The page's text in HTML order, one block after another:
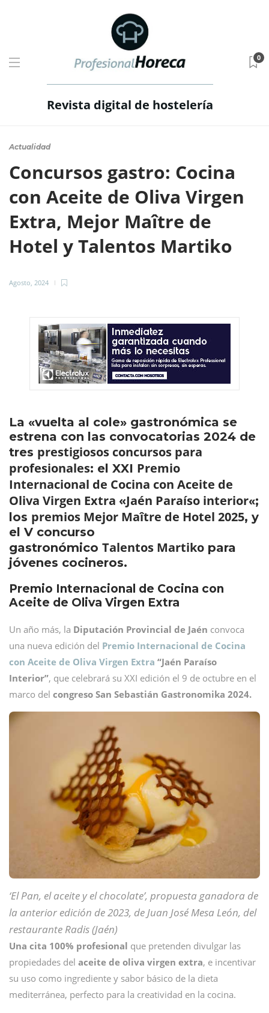
Revista digital de hostelería
0
Actualidad
Concursos gastro: Cocina
con Aceite de Oliva Virgen
Extra, Mejor Maître de
Hotel y Talentos Martiko
Agosto, 2024
La «vuelta al cole» gastronómica se
estrena con las convocatorias 2024 de
tres prestigiosos concursos para
profesionales: el XXI Premio
Internacional de Cocina con Aceite de
Oliva Virgen Extra «Jaén Paraíso interior«;
los premios Mejor Maître de Hotel 2025, y
el V concurso
gastronómico Talentos Martiko para
jóvenes cocineros.
Premio Internacional de Cocina con
Aceite de Oliva Virgen Extra
Un año más, la Diputación Provincial de Jaén convoca
una nueva edición del Premio Internacional de Cocina
con Aceite de Oliva Virgen Extra “Jaén Paraíso
Interior”, que celebrará su XXI edición el 9 de octubre en el
marco del congreso San Sebastián Gastronomika 2024.
‘El Pan, el aceite y el chocolate’, propuesta ganadora de
la anterior edición de 2023, de Juan José Mesa León, del
restaurante Radis (Jaén)
Una cita 100% profesional que pretenden divulgar las
propiedades del aceite de oliva virgen extra, e incentivar
su uso como ingrediente y sabor básico de la dieta
mediterránea, perfecto para la creatividad en la cocina.